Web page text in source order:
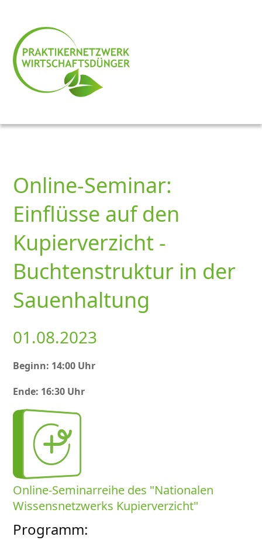
Online-Seminar:
Einflüsse auf den
Kupierverzicht -
Buchtenstruktur in der
Sauenhaltung
01.08.2023
Beginn: 14:00 Uhr
Ende: 16:30 Uhr
Online-Seminarreihe des Nationalen
Wissensnetzwerks Kupierverzicht
Programm: